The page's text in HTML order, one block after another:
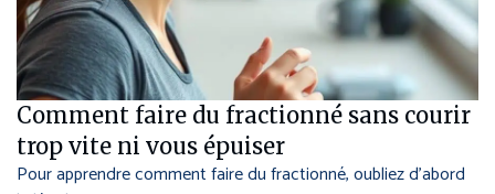
Comment faire du fractionné sans courir
trop vite ni vous épuiser
Pour apprendre comment faire du fractionné, oubliez d’abord